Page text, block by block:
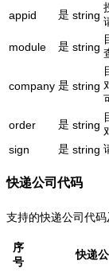
appid
是 string
module
是 string
company 是 string
order
是 string
sign
是 string
快递公司代码
支持的快递公司代码
序
号
快递